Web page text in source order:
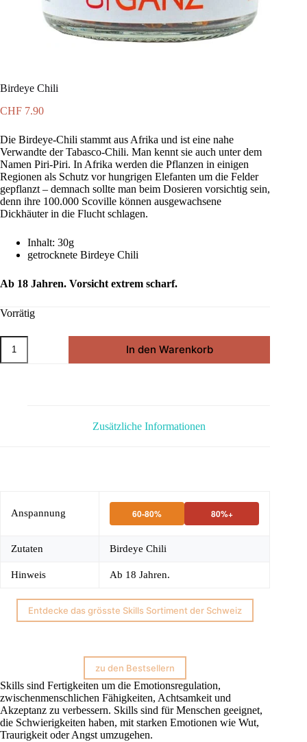
Birdeye Chili
CHF 7.90
Die Birdeye-Chili stammt aus Afrika und ist eine nahe
Verwandte der Tabasco-Chili. Man kennt sie auch unter dem
Namen Piri-Piri. In Afrika werden die Pflanzen in einigen
Regionen als Schutz vor hungrigen Elefanten um die Felder
gepflanzt – demnach sollte man beim Dosieren vorsichtig sein,
denn ihre 100.000 Scoville können ausgewachsene
Dickhäuter in die Flucht schlagen.
Inhalt: 30g
getrocknete Birdeye Chili
Ab 18 Jahren. Vorsicht extrem scharf.
Vorrätig
Birdeye
Chili
Menge
In den Warenkorb
Zusätzliche Informationen
Anspannung 60-80% 80%+
Zutaten Birdeye Chili
Hinweis Ab 18 Jahren.
Entdecke das grösste Skills Sortiment der Schweiz
zu den Bestsellern
Skills sind Fertigkeiten um die Emotionsregulation,
zwischenmenschlichen Fähigkeiten, Achtsamkeit und
Akzeptanz zu verbessern. Skills sind für Menschen geeignet,
die Schwierigkeiten haben, mit starken Emotionen wie Wut,
Traurigkeit oder Angst umzugehen.